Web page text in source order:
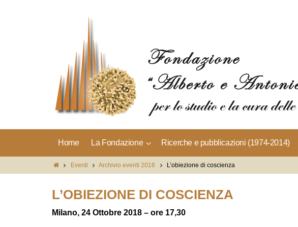
Home La Fondazione Ricerche e pubblicazioni (1974-2014)
Eventi Archivio eventi 2018 L’obiezione di coscienza
L’OBIEZIONE DI COSCIENZA
Milano, 24 Ottobre 2018 – ore 17,30